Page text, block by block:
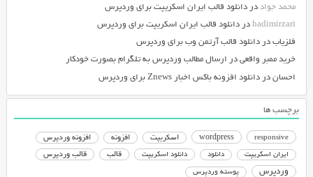
محمد جواددر دانلود قالب ایران اسکریپت برای وردپرس
hadimirzariدر دانلود قالب ایران اسکریپت برای وردپرس
فلزیابدر دانلود قالب آرتمن وب برای وردپرس
خرید ممبر واقعیدر ارسال مطالب وردپرس به تلگرام بصورت خودکار
احساندر دانلود افزونه باکس اخبار Znews برای وردپرس
برچسب ها
responsive
wordpress اسکریپت افزونه افزونه وردپرس
ایران اسکریپت دانلود دانلود اسکریپت قالب قالب وردپرس
وردپرس پوسته وردپرس